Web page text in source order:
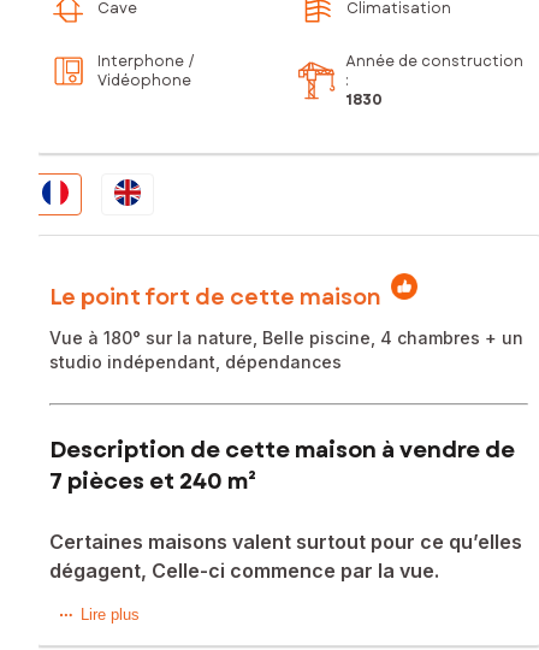
Cave Climatisation
Interphone /
Vidéophone
Année de construction
:
1830
Le point fort de cette maison
Vue à 180° sur la nature, Belle piscine, 4 chambres + un
studio indépendant, dépendances
Description de cette maison à vendre de
7 pièces et 240 m²
Certaines maisons valent surtout pour ce qu’elles
dégagent, Celle-ci commence par la vue.
À Limonest, à moins de 15 minutes de Lyon, cette maison
Lire plus